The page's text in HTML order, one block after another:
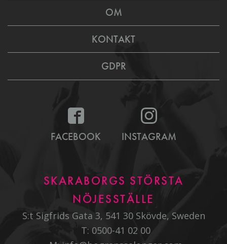
OM
KONTAKT
GDPR
FACEBOOK INSTAGRAM
SKARABORGS STÖRSTA
NÖJESSTÄLLE
S:t Sigfrids Gata 3, 541 30 Skövde, Sweden
T: 0500-41 02 00